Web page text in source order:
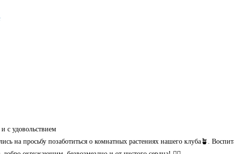
с удовольствием
на просьбу позаботиться о комнатных растениях нашего клуба🪴.